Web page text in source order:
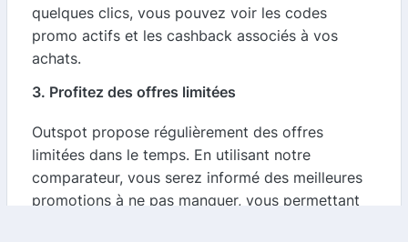
quelques clics, vous pouvez voir les codes
promo actifs et les cashback associés à vos
achats.
3. Profitez des offres limitées
Outspot propose régulièrement des offres
limitées dans le temps. En utilisant notre
comparateur, vous serez informé des meilleures
promotions à ne pas manquer, vous permettant